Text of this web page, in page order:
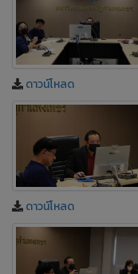
ดาวน์โหลด
ดาวน์โหลด